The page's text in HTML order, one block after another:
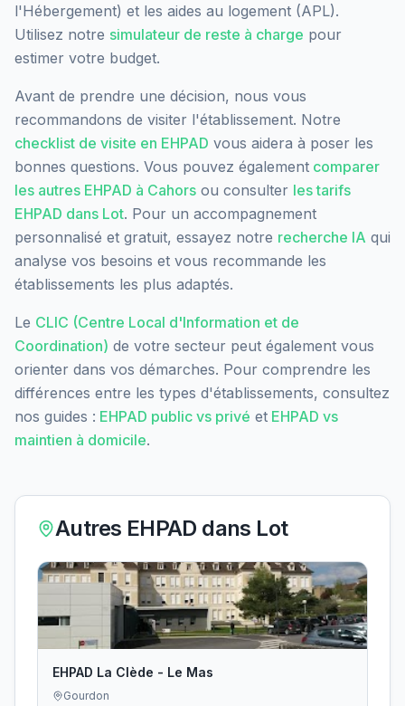
l'Hébergement) et les aides au logement (APL).
Utilisez notre simulateur de reste à charge pour
estimer votre budget.
Avant de prendre une décision, nous vous
recommandons de visiter l'établissement. Notre
checklist de visite en EHPAD vous aidera à poser les
bonnes questions. Vous pouvez également comparer
les autres EHPAD à Cahors ou consulter les tarifs
EHPAD dans Lot. Pour un accompagnement
personnalisé et gratuit, essayez notre recherche IA qui
analyse vos besoins et vous recommande les
établissements les plus adaptés.
Le CLIC (Centre Local d'Information et de
Coordination) de votre secteur peut également vous
orienter dans vos démarches. Pour comprendre les
différences entre les types d'établissements, consultez
nos guides : EHPAD public vs privé et EHPAD vs
maintien à domicile.
Autres EHPAD dans Lot
EHPAD La Clède - Le Mas
Gourdon